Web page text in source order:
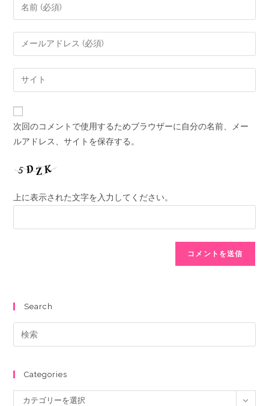
次回のコメントで使用するためブラウザーに自分の名前、メー
ルアドレス、サイトを保存する。
上に表示された文字を入力してください。
Search
Categories
カテゴリーを選択